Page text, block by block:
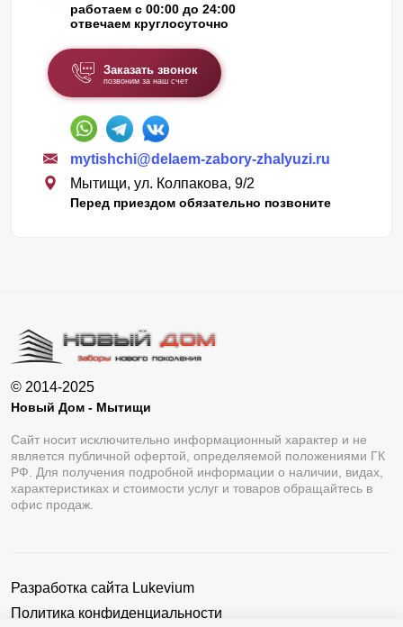
работаем с 00:00 до 24:00
отвечаем круглосуточно
Заказать звонок
позвоним за наш счет
mytishchi@delaem-zabory-zhalyuzi.ru
Мытищи, ул. Колпакова, 9/2
Перед приездом обязательно позвоните
© 2014-2025
Новый Дом - Мытищи
Сайт носит исключительно информационный характер и не
является публичной офертой, определяемой положениями ГК
РФ. Для получения подробной информации о наличии, видах,
характеристиках и стоимости услуг и товаров обращайтесь в
офис продаж.
Разработка сайта Lukevium
Политика конфиденциальности